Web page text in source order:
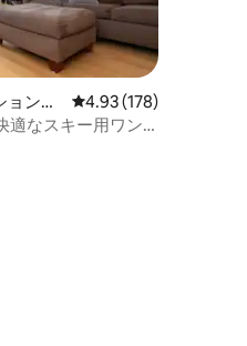
均評価
ン・
レビュー178件、5つ
4.93 (178)
適なスキー用ワン